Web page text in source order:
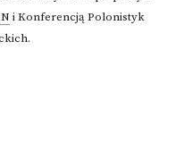
i Konferencją Polonistyk